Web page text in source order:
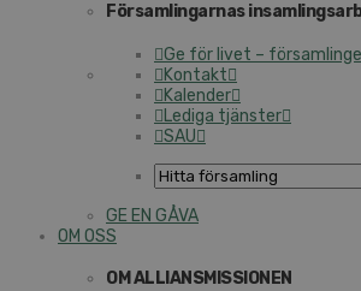
Församlingarnas
Ge för livet –
Kontakt
Kalender
Lediga tjänster
SAU
GE EN GÅVA
OM OSS
OM ALLIANSMISSIONEN